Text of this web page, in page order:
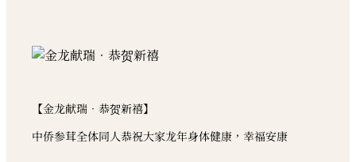
【金龙献瑞．恭贺新禧】
中侨参茸全体同人恭祝大家龙年身体健康，幸福安康